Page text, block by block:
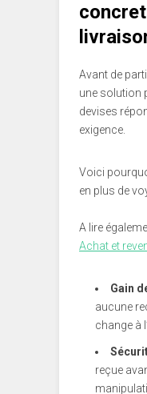
Avant de
une solution
devises
exigence.
Voici
en plus de
A lire
Achat et
Gain
aucune
change à
reçue